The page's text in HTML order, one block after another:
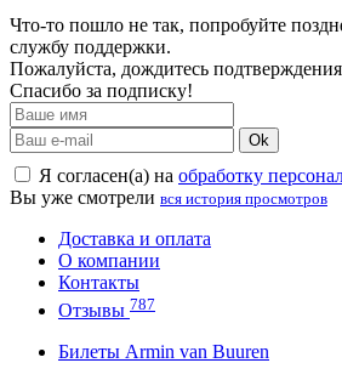
Что-то пошло не так, попробуйте
службу поддержки.
Пожалуйста, дождитесь
Спасибо за подписку!
Ok
Я согласен(а) на обработку
Вы уже смотрели вся история просмотров
Доставка и оплата
О компании
Контакты
Отзывы 787
Билеты Armin van Buuren